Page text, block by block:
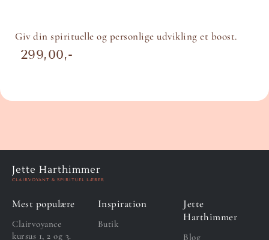
Giv din spirituelle og personlige udvikling et boost.
299,00
Jette Harthimmer
CLAIRVOYANT & SPIRITUEL LÆRER
Mest populære
Clairvoyance
kursus 1, 2 og 3.
Inspiration
Butik
Jette
Harthimmer
Blog